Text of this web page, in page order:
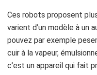
Ces robots proposent
varient d’un modèle à un
pouvez par exemple
cuir à la vapeur,
c’est un appareil qui fait